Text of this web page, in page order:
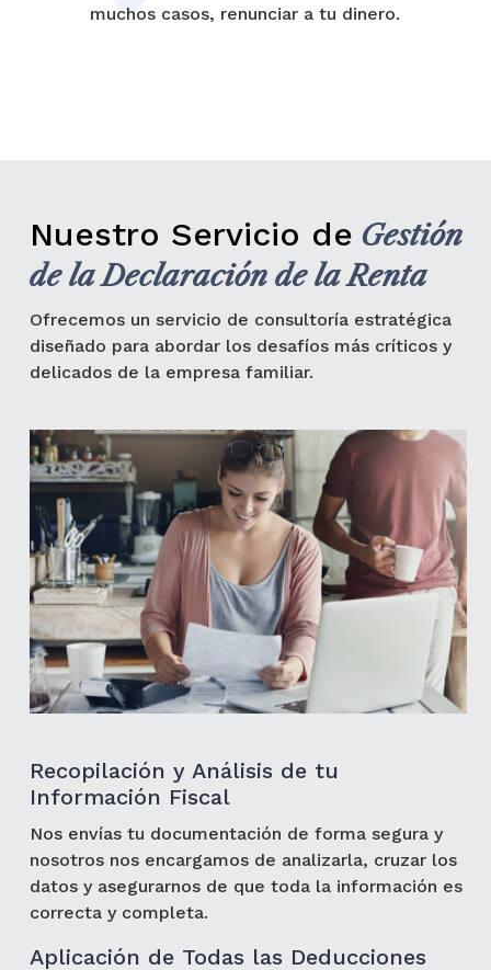
muchos casos, renunciar a tu dinero.
Nuestro Servicio de Gestión
de la Declaración de la Renta
Ofrecemos un servicio de consultoría estratégica
diseñado para abordar los desafíos más críticos y
delicados de la empresa familiar.
Recopilación y Análisis de tu
Información Fiscal
Nos envías tu documentación de forma segura y
nosotros nos encargamos de analizarla, cruzar los
datos y asegurarnos de que toda la información es
correcta y completa.
Aplicación de Todas las Deducciones